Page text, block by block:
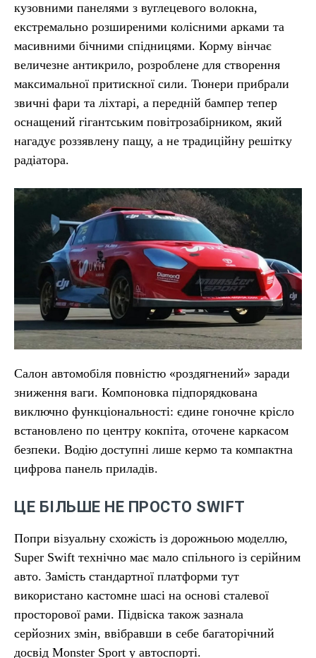
кузовними панелями з вуглецевого волокна,
екстремально розширеними колісними арками та
масивними бічними спідницями. Корму вінчає
величезне антикрило, розроблене для створення
максимальної притискної сили. Тюнери прибрали
звичні фари та ліхтарі, а передній бампер тепер
оснащений гігантським повітрозабірником, який
нагадує роззявлену пащу, а не традиційну решітку
радіатора.
Салон автомобіля повністю «роздягнений» заради
зниження ваги. Компоновка підпорядкована
виключно функціональності: єдине гоночне крісло
встановлено по центру кокпіта, оточене каркасом
безпеки. Водію доступні лише кермо та компактна
цифрова панель приладів.
ЦЕ БІЛЬШЕ НЕ ПРОСТО SWIFT
Попри візуальну схожість із дорожньою моделлю,
Super Swift технічно має мало спільного із серійним
авто. Замість стандартної платформи тут
використано кастомне шасі на основі сталевої
просторової рами. Підвіска також зазнала
серйозних змін, ввібравши в себе багаторічний
досвід Monster Sport у автоспорті.